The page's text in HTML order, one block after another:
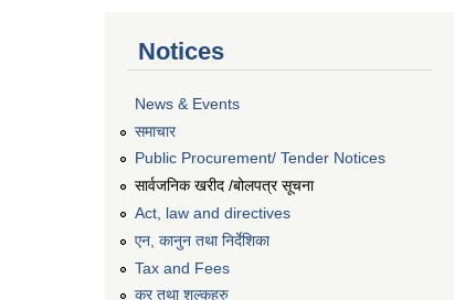
Notices
News & Events
समाचार
Public Procurement/ Tender Notices
सार्वजनिक खरीद /बोलपत्र सूचना
Act, law and directives
एन, कानुन तथा निर्देशिका
Tax and Fees
कर तथा शुल्कहरु